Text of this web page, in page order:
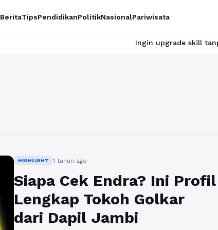
BeritaTipsPendidikanPolitikNasionalPariwisata
Ingin upgrade skill tanpa
HIGHLIGHT 1 tahun ago
Siapa Cek Endra? Ini Profil
Lengkap Tokoh Golkar
dari Dapil Jambi